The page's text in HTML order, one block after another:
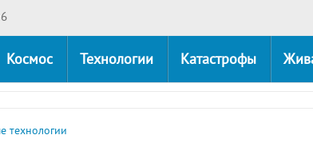
Космос Технологии Катастрофы
технологии